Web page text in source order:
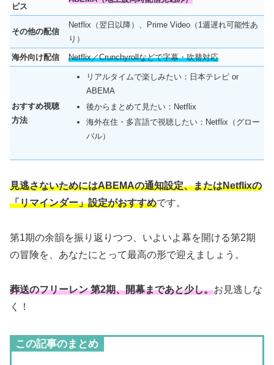
ビス
その他の配信
Netflix（翌日以降）、Prime Video（1週遅れ可能性あ
り）
海外向け配信
Netflix／Crunchyrollなどで字幕・吹替対応
おすすめ視聴
方法
リアルタイムで楽しみたい：日本テレビ or
ABEMA
後からまとめて見たい：Netflix
海外在住・多言語で視聴したい：Netflix（グロー
バル）
見逃さないためにはABEMAの通知設定、またはNetflixの
「リマインダー」設定がおすすめです。
第1期の余韻を振り返りつつ、いよいよ幕を開ける第2期
の冒険を、あなたにとって最高の形で迎えましょう。
葬送のフリーレン 第2期、開幕まであと少し。お見逃しな
く！
この記事のまとめ